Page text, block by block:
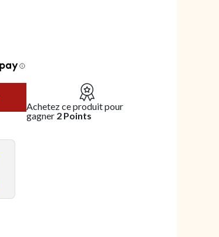
Achetez ce produit pour
gagner 2 Points